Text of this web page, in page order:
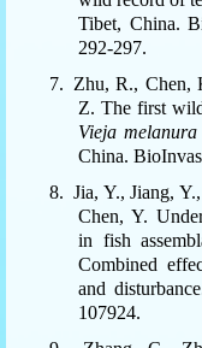
Tibet, China.
292-297.
7. Zhu, R., Chen,
Z. The first
Vieja melanura
China.
8. Jia, Y., Jiang,
Chen, Y.
in fish
Combined
and
107924.